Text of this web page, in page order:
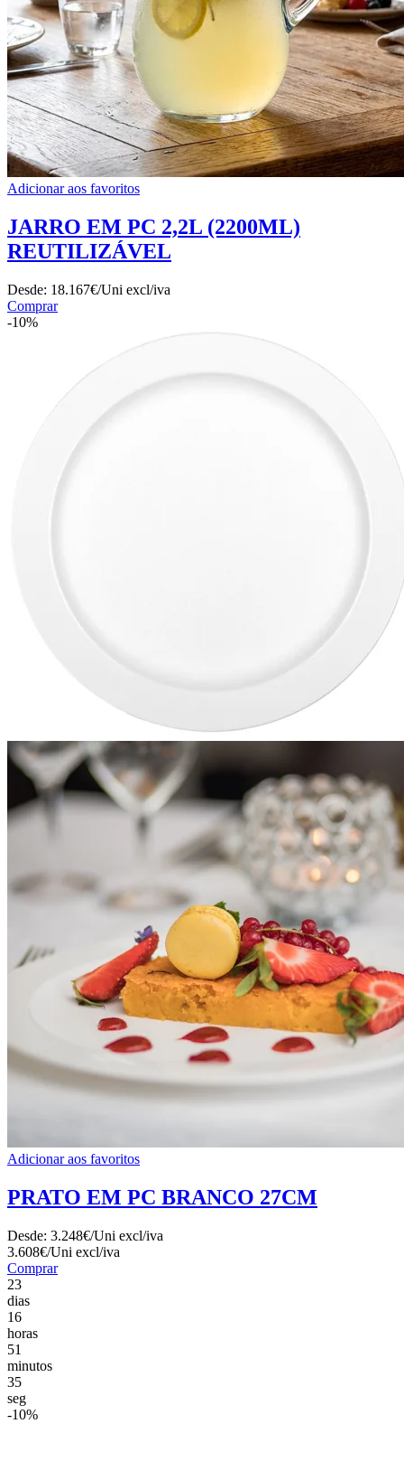
Adicionar aos favoritos
JARRO EM PC 2,2L (2200ML)
REUTILIZÁVEL
Desde: 18.167€/Uni excl/iva
Comprar
-10%
Adicionar aos favoritos
PRATO EM PC BRANCO 27CM
Desde: 3.248€/Uni excl/iva
3.608€/Uni excl/iva
Comprar
23
dias
16
horas
51
minutos
33
seg
-10%